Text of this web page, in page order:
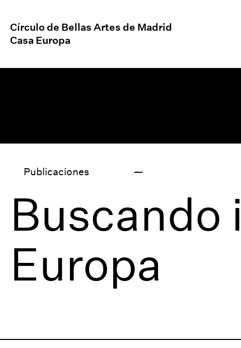
Círculo de Bellas Artes de Madrid
Casa Europa
Publicaciones
Buscando
Europa